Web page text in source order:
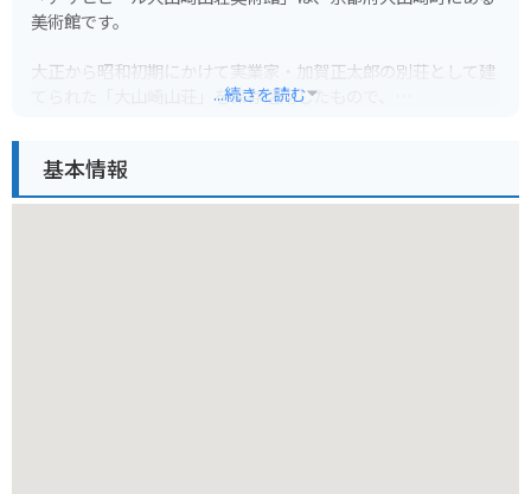
美術館です。
大正から昭和初期にかけて実業家・加賀正太郎の別荘として建
てられた「大山崎山荘」を保存活用したもので、
丘陵地に位置しており、美術館までのアクセスは阪急「大山
...続きを読む
基本情報